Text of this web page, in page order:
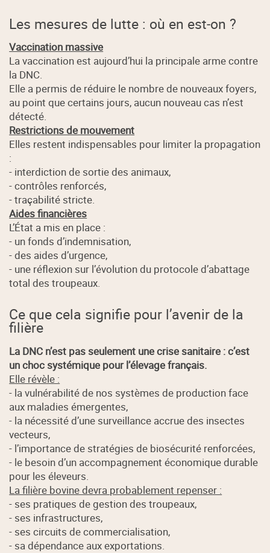
Les mesures de lutte : où en est‑on ?
Vaccination massive
La vaccination est aujourd’hui la principale arme contre
la DNC.
Elle a permis de réduire le nombre de nouveaux foyers,
au point que certains jours, aucun nouveau cas n’est
détecté.
Restrictions de mouvement
Elles restent indispensables pour limiter la propagation
:
- interdiction de sortie des animaux,
- contrôles renforcés,
- traçabilité stricte.
Aides financières
L’État a mis en place :
- un fonds d’indemnisation,
- des aides d’urgence,
- une réflexion sur l’évolution du protocole d’abattage
total des troupeaux.
Ce que cela signifie pour l’avenir de la
filière
La DNC n’est pas seulement une crise sanitaire : c’est
un choc systémique pour l’élevage français.
Elle révèle :
- la vulnérabilité de nos systèmes de production face
aux maladies émergentes,
- la nécessité d’une surveillance accrue des insectes
vecteurs,
- l’importance de stratégies de biosécurité renforcées,
- le besoin d’un accompagnement économique durable
pour les éleveurs.
La filière bovine devra probablement repenser :
- ses pratiques de gestion des troupeaux,
- ses infrastructures,
- ses circuits de commercialisation,
- sa dépendance aux exportations.